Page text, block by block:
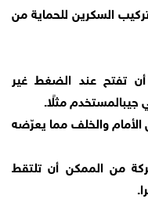
السكرين للحماية من
أن تفتح عند الضغط غير
مثلًا.
والخلف مما يعرّضه
من الممكن أن تلتقط